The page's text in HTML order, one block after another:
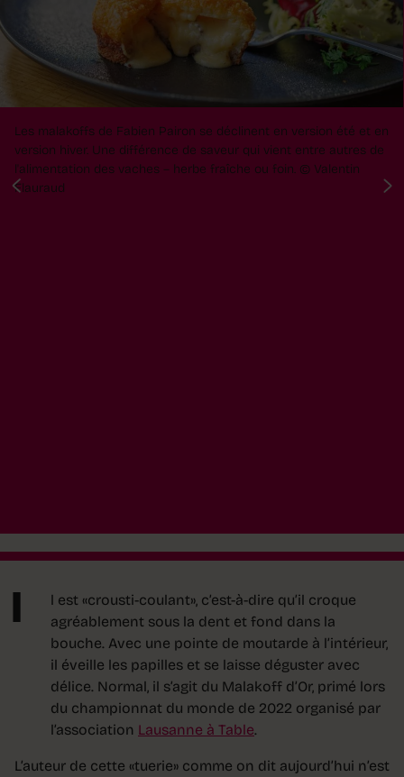
Les malakoffs de Fabien Pairon se déclinent en version été et en
version hiver. Une différence de saveur qui vient entre autres de
l'alimentation des vaches – herbe fraîche ou foin. © Valentin
Flauraud
I
l est «crousti-coulant», c’est-à-dire qu’il croque
agréablement sous la dent et fond dans la
bouche. Avec une pointe de moutarde à l’intérieur,
il éveille les papilles et se laisse déguster avec
délice. Normal, il s’agit du Malakoff d’Or, primé lors
du championnat du monde de 2022 organisé par
l’association Lausanne à Table.
L’auteur de cette «tuerie» comme on dit aujourd’hui n’est